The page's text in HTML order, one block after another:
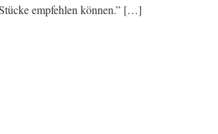
empfehlen können.” […]